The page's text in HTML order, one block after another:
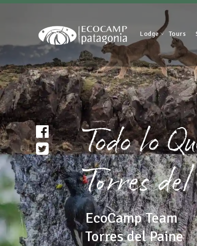
Lodge Tours
Todo lo
Torres
EcoCamp Team
Torres del Paine